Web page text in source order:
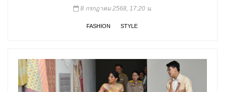
8 กรกฎาคม 2568, 17:20 น.
FASHION STYLE